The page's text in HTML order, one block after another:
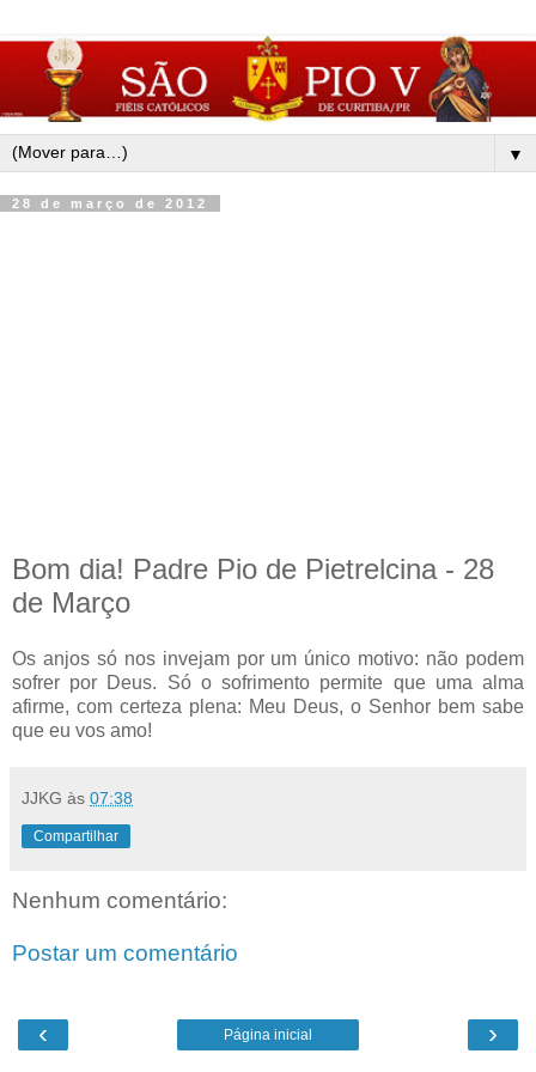
▼
28 de março de 2012
Bom dia! Padre Pio de Pietrelcina - 28
de Março
Os anjos só nos invejam por um único motivo: não podem
sofrer por Deus. Só o sofrimento permite que uma alma
afirme, com certeza plena: Meu Deus, o Senhor bem sabe
que eu vos amo!
JJKG às 07:38
Compartilhar
Nenhum comentário:
Postar um comentário
‹ ›
Página inicial